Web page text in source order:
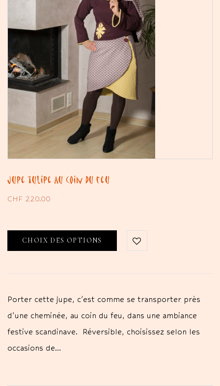
Jupe tulipe Au coin du feu
CHF 220.00
CHOIX DES OPTIONS
Porter cette jupe, c'est comme se transporter près
d'une cheminée, au coin du feu, dans une ambiance
festive scandinave. Réversible, choisissez selon les
occasions de…